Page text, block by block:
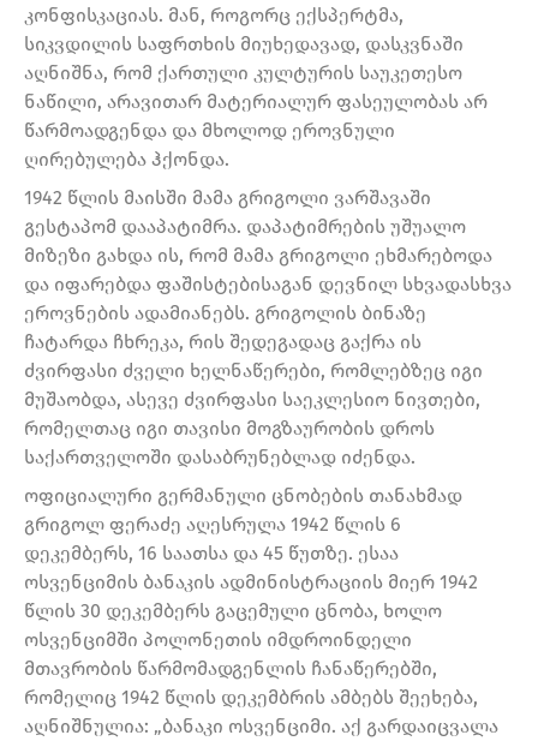
კონფისკაციას. მან, როგორც ექსპერტმა,
სიკვდილის საფრთხის მიუხედავად, დასკვნაში
აღნიშნა, რომ ქართული კულტურის საუკეთესო
ნაწილი, არავითარ მატერიალურ ფასეულობას არ
წარმოადგენდა და მხოლოდ ეროვნული
ღირებულება ჰქონდა.
1942 წლის მაისში მამა გრიგოლი ვარშავაში
გესტაპომ დააპატიმრა. დაპატიმრების უშუალო
მიზეზი გახდა ის, რომ მამა გრიგოლი ეხმარებოდა
და იფარებდა ფაშისტებისაგან დევნილ სხვადასხვა
ეროვნების ადამიანებს. გრიგოლის ბინაზე
ჩატარდა ჩხრეკა, რის შედეგადაც გაქრა ის
ძვირფასი ძველი ხელნაწერები, რომლებზეც იგი
მუშაობდა, ასევე ძვირფასი საეკლესიო ნივთები,
რომელთაც იგი თავისი მოგზაურობის დროს
საქართველოში დასაბრუნებლად იძენდა.
ოფიციალური გერმანული ცნობების თანახმად
გრიგოლ ფერაძე აღესრულა 1942 წლის 6
დეკემბერს, 16 საათსა და 45 წუთზე. ესაა
ოსვენციმის ბანაკის ადმინისტრაციის მიერ 1942
წლის 30 დეკემბერს გაცემული ცნობა, ხოლო
ოსვენციმში პოლონეთის იმდროინდელი
მთავრობის წარმომადგენლის ჩანაწერებში,
რომელიც 1942 წლის დეკემბრის ამბებს შეეხება,
აღნიშნულია: „ბანაკი ოსვენციმი. აქ გარდაიცვალა